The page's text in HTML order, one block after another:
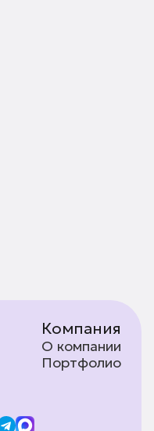
Компания
О компании
Портфолио